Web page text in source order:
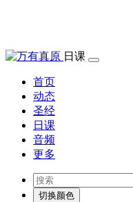
日课
首页
动态
圣经
日课
音频
更多
切换颜色